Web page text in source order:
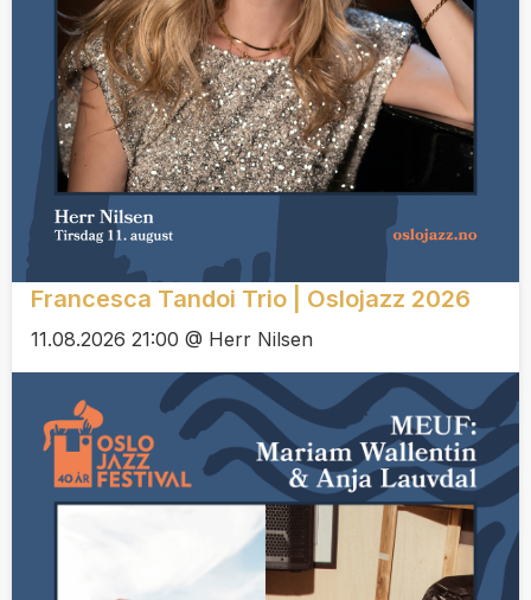
Francesca Tandoi Trio | Oslojazz 2026
11.08.2026 21:00 @ Herr Nilsen